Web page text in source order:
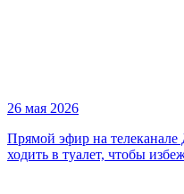
26 мая 2026
Прямой эфир на
ходить в туалет, чтобы